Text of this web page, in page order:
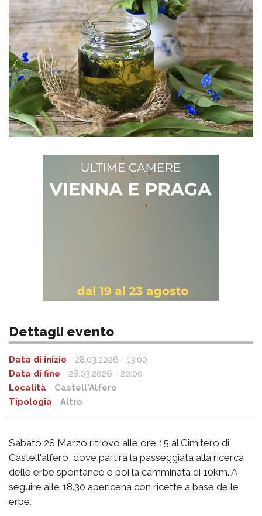
Dettagli evento
Data di inizio
28.03.2026 - 13:00
Data di fine
28.03.2026 - 20:00
Località
Castell'Alfero
Tipologia
Altro
Sabato 28 Marzo ritrovo alle ore 15 al Cimitero di
Castell'alfero, dove partirà la passeggiata alla ricerca
delle erbe spontanee e poi la camminata di 10km. A
seguire alle 18.30 apericena con ricette a base delle
erbe.